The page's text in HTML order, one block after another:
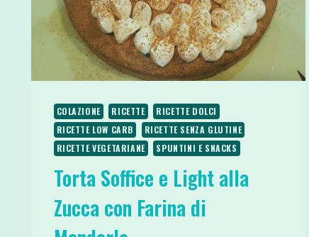
COLAZIONE RICETTE
RICETTE DOLCI
RICETTE LOW CARB
RICETTE SENZA GLUTINE
RICETTE VEGETARIANE
SPUNTINI E SNACKS
Torta Soffice e Light alla
Zucca con Farina di